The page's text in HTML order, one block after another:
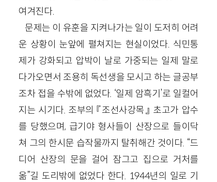
여겨진다.
문제는 이 유훈을 지켜나가는 일이 도저히 어려
운 상황이 눈앞에 펼쳐지는 현실이었다. 식민통
제가 강화되고 압박이 날로 가중되는 일제 말로
다가오면서 조용히 독선생을 모시고 하는 글공부
조차 접을 수밖에 없었다. ‘일제 암흑기’로 일컬어
지는 시기다. 조부의 『조선사강목』 초고가 압수
를 당했으며, 급기야 형사들이 산장으로 들이닥
쳐 그의 한시문 습작물까지 탈취해간 것이다. “드
디어 산장의 문을 걸어 잠그고 집으로 거처를
옮”길 도리밖에 없었다 한다. 1944년의 일로 기